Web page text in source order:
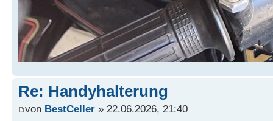
Re: Handyhalterung
von BestCeller » 22.06.2026, 21:40